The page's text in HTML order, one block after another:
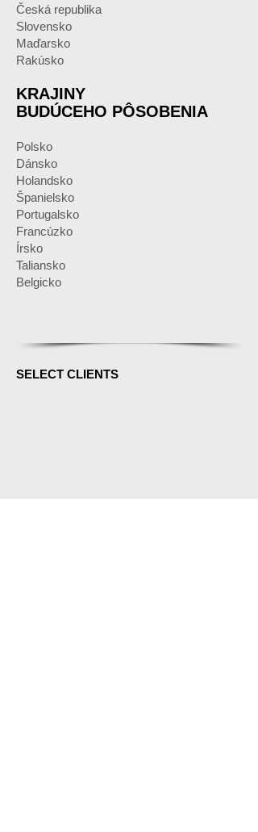
Česká republika
Slovensko
Maďarsko
Rakúsko
KRAJINY
BUDÚCEHO PÔSOBENIA
Polsko
Dánsko
Holandsko
Španielsko
Portugalsko
Francúzko
Írsko
Taliansko
Belgicko
SELECT CLIENTS